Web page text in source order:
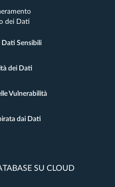
dei Dati
Dati Sensibili
dei Dati
Vulnerabilità
dai Dati
SU CLOUD